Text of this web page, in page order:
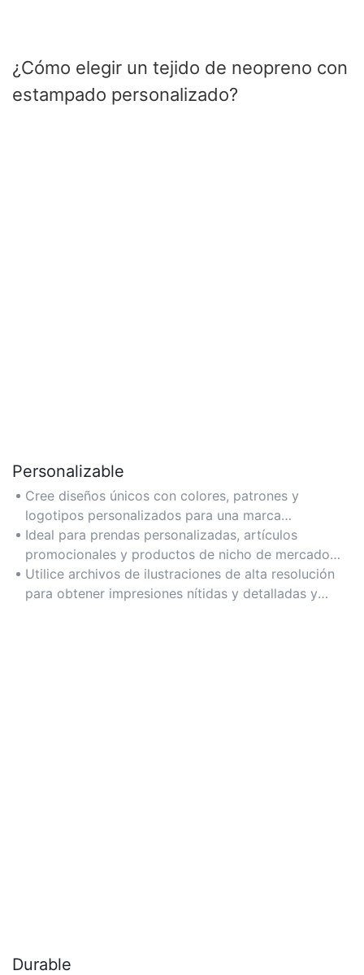
¿Cómo elegir un tejido de neopreno con
estampado personalizado?
Personalizable
Cree diseños únicos con colores, patrones y
logotipos personalizados para una marca
personalizada o un estilo individual.
Ideal para prendas personalizadas, artículos
promocionales y productos de nicho de mercado
que requieren imágenes distintivas.
Utilice archivos de ilustraciones de alta resolución
para obtener impresiones nítidas y detalladas y
Durable